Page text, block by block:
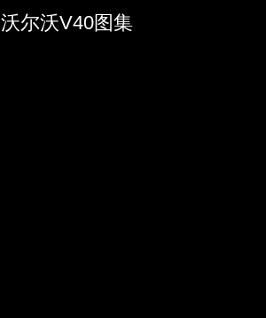
沃尔沃V40图集